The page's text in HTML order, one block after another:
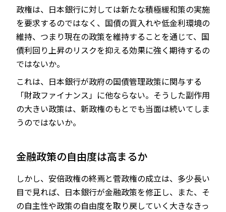
政権は、日本銀行に対しては新たな積極緩和策の実施
を要求するのではなく、国債の買入れや低金利環境の
維持、つまり現在の政策を維持することを通じて、国
債利回り上昇のリスクを抑える効果に強く期待するの
ではないか。
これは、日本銀行が政府の国債管理政策に関与する
「財政ファイナンス」に他ならない。そうした副作用
の大きい政策は、新政権のもとでも当面は続いてしま
うのではないか。
金融政策の自由度は高まるか
しかし、安倍政権の終焉と菅政権の成立は、多少長い
目で見れば、日本銀行が金融政策を修正し、また、そ
の自主性や政策の自由度を取り戻していく大きなきっ